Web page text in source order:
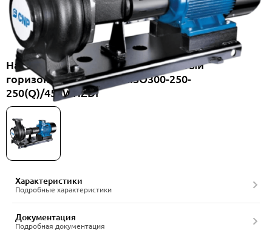
Насос консольный одноступенчатый
горизонтальный CNP NISO300-250-
250(Q)/45SWHZDI
Характеристики
Подробные характеристики
Документация
Подробная документация